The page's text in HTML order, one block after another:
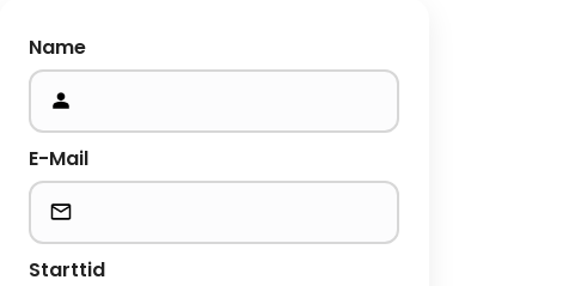
Name
E-Mail
Starttid